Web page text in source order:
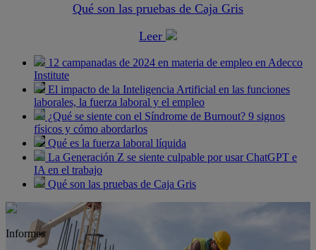
Qué son las pruebas de Caja Gris
Leer
12 campanadas de 2024 en materia de empleo en Adecco
Institute
El impacto de la Inteligencia Artificial en las funciones
laborales, la fuerza laboral y el empleo
¿Qué se siente con el Síndrome de Burnout? 9 signos
físicos y cómo abordarlos
Qué es la fuerza laboral líquida
La Generación Z se siente culpable por usar ChatGPT e
IA en el trabajo
Qué son las pruebas de Caja Gris
Informes